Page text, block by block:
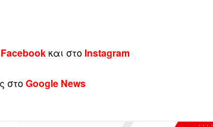
Facebook και στο Instagram
στοGoogle News